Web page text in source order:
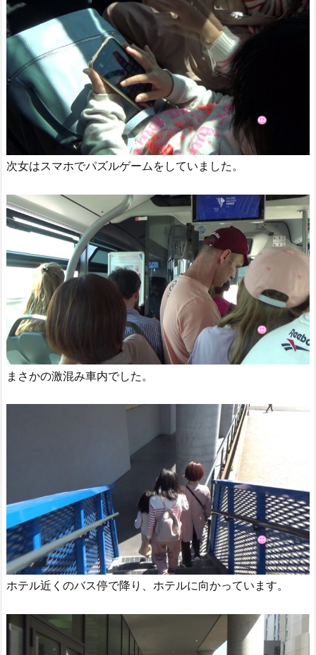
次女はスマホでパズルゲームをしていました。
まさかの激混み車内でした。
ホテル近くのバス停で降り、ホテルに向かっています。